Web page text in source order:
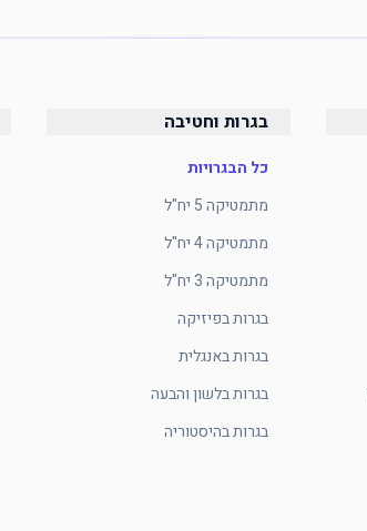
בגרות וחטיבה
כל הבגרויות
מתמטיקה 5 יח"ל
מתמטיקה 4 יח"ל
מתמטיקה 3 יח"ל
בגרות בפיזיקה
בגרות באנגלית
בגרות בלשון והבעה
בגרות בהיסטוריה